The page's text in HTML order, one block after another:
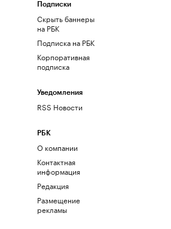
Подписки
Скрыть баннеры
на РБК
Подписка на РБК
Корпоративная
подписка
Уведомления
RSS Новости
РБК
О компании
Контактная
информация
Редакция
Размещение
рекламы